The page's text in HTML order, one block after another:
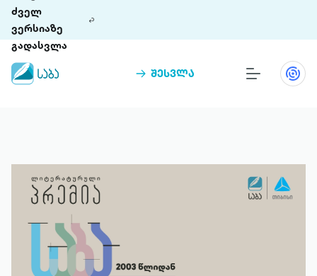
ძველ
ვერსიაზე
გადასვლა
შესვლა
ჩვენ შესახებ
პაკეტები